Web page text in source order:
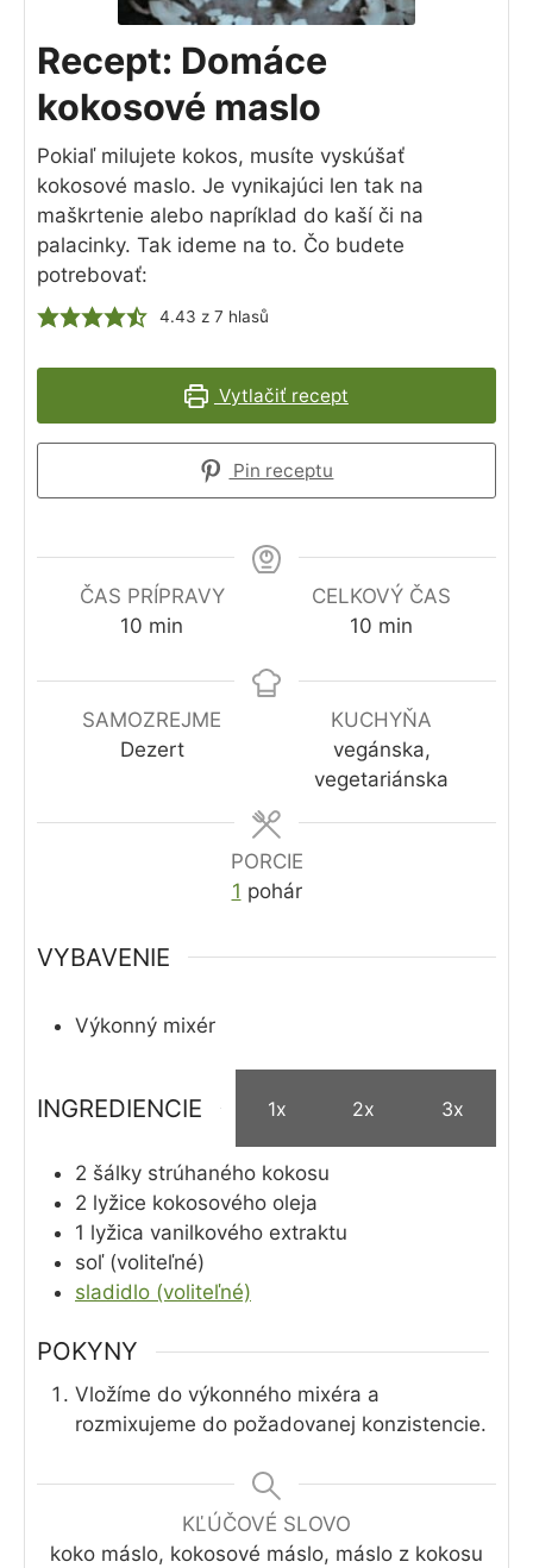
Recept: Domáce
kokosové maslo
Pokiaľ milujete kokos, musíte vyskúšať
kokosové maslo. Je vynikajúci len tak na
maškrtenie alebo napríklad do kaší či na
palacinky. Tak ideme na to. Čo budete
potrebovať:
4.43 z7 hlasů
Vytlačiť recept
Pin receptu
ČAS PRÍPRAVY
10 minút
min
CELKOVÝ ČAS
10 minút
min
SAMOZREJME
Dezert
KUCHYŇA
vegánska,
vegetariánska
PORCIE
1 pohár
VYBAVENIE
Výkonný mixér
INGREDIENCIE 1x 2x 3x
2 šálky strúhaného kokosu
2 lyžice kokosového oleja
1 lyžica vanilkového extraktu
soľ (voliteľné)
sladidlo (voliteľné)
POKYNY
Vložíme do výkonného mixéra a
rozmixujeme do požadovanej konzistencie.
KĽÚČOVÉ SLOVO
koko máslo, kokosové máslo, máslo z kokosu